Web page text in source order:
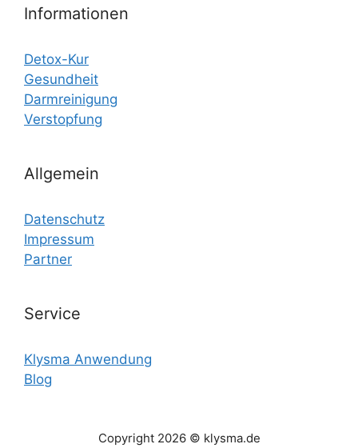
Informationen
Detox-Kur
Gesundheit
Darmreinigung
Verstopfung
Allgemein
Datenschutz
Impressum
Partner
Service
Klysma Anwendung
Blog
Copyright 2026 © klysma.de